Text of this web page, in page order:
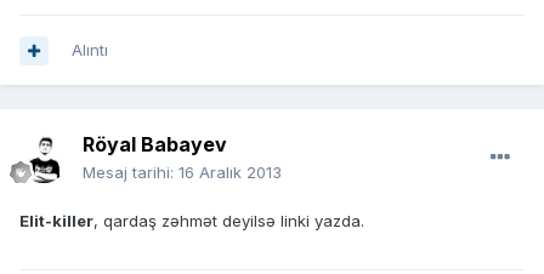
Alıntı
Röyal Babayev
Mesaj tarihi: 16 Aralık 2013
Elit-killer, qardaş zəhmət deyilsə linki yazda.